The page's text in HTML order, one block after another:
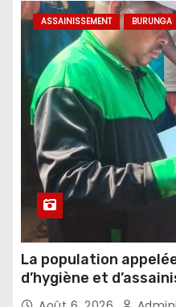
ASSAINISSEMENT BURUNGA
La population
d’hygiène et